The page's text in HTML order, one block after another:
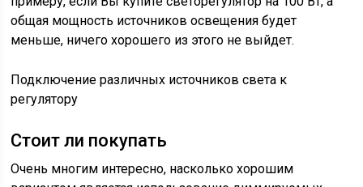
общая мощность источников освещения будет
меньше, ничего хорошего из этого не выйдет.
Подключение различных источников света к
регулятору
Стоит ли покупать
Очень многим интересно, насколько хорошим